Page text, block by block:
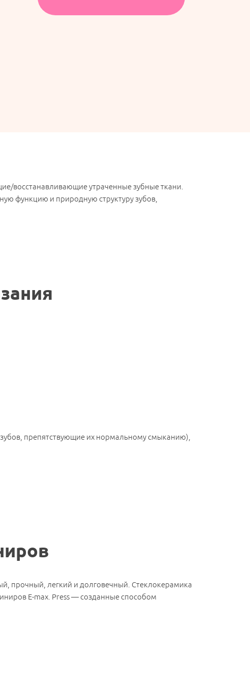
восстанавливающие утраченные зубные ткани.
функцию и природную структуру зубов,
препятствующие их нормальному смыканию),
прочный, легкий и долговечный. Стеклокерамика
E-max. Press — созданные способом